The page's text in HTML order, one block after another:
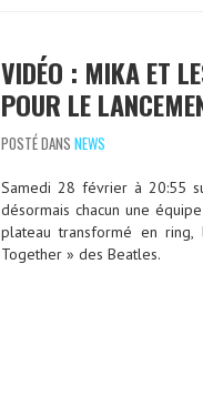
VIDÉO : MIKA ET
POUR LE
POSTÉ DANS NEWS
Samedi 28 février à 20:55
désormais chacun une
plateau transformé en
Together » des Beatles.